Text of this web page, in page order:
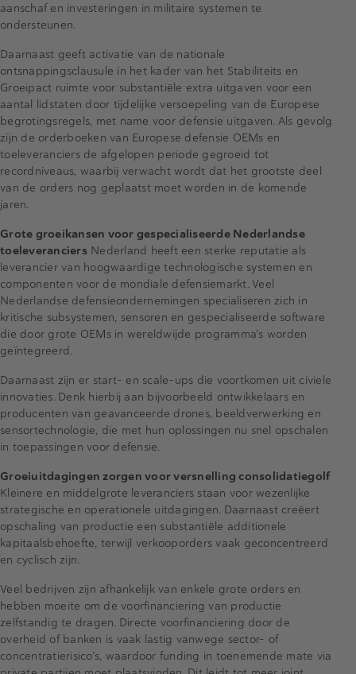
aanschaf en investeringen in militaire systemen te
ondersteunen.
Daarnaast geeft activatie van de nationale
ontsnappingsclausule in het kader van het Stabiliteits en
Groeipact ruimte voor substantiële extra uitgaven voor een
aantal lidstaten door tijdelijke versoepeling van de Europese
begrotingsregels, met name voor defensie uitgaven. Als gevolg
zijn de orderboeken van Europese defensie OEMs en
toeleveranciers de afgelopen periode gegroeid tot
recordniveaus, waarbij verwacht wordt dat het grootste deel
van de orders nog geplaatst moet worden in de komende
jaren.
Grote groeikansen voor gespecialiseerde Nederlandse
toeleveranciersNederland heeft een sterke reputatie als
leverancier van hoogwaardige technologische systemen en
componenten voor de mondiale defensiemarkt. Veel
Nederlandse defensieondernemingen specialiseren zich in
kritische subsystemen, sensoren en gespecialiseerde software
die door grote OEMs in wereldwijde programma’s worden
geïntegreerd.
Daarnaast zijn er start- en scale-ups die voortkomen uit civiele
innovaties. Denk hierbij aan bijvoorbeeld ontwikkelaars en
producenten van geavanceerde drones, beeldverwerking en
sensortechnologie, die met hun oplossingen nu snel opschalen
in toepassingen voor defensie.
Groeiuitdagingen zorgen voor versnelling consolidatiegolf
Kleinere en middelgrote leveranciers staan voor wezenlijke
strategische en operationele uitdagingen. Daarnaast creëert
opschaling van productie een substantiële additionele
kapitaalsbehoefte, terwijl verkooporders vaak geconcentreerd
en cyclisch zijn.
Veel bedrijven zijn afhankelijk van enkele grote orders en
hebben moeite om de voorfinanciering van productie
zelfstandig te dragen. Directe voorfinanciering door de
overheid of banken is vaak lastig vanwege sector- of
concentratierisico’s, waardoor funding in toenemende mate via